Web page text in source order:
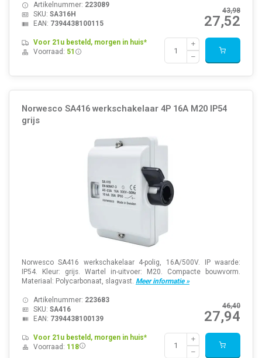
43,98
27,52
Artikelnummer: 223089
SKU: SA316H
EAN: 7394438100115
Voor 21u besteld, morgen in huis*
Voorraad: 51
Norwesco SA416 werkschakelaar 4P 16A M20 IP54
grijs
Norwesco SA416 werkschakelaar 4-polig, 16A/500V. IP waarde:
IP54. Kleur: grijs. Wartel in-uitvoer: M20. Compacte bouwvorm.
Materiaal: Polycarbonaat, slagvast. Meer informatie »
46,40
27,94
Artikelnummer: 223683
SKU: SA416
EAN: 7394438100139
Voor 21u besteld, morgen in huis*
Voorraad: 118